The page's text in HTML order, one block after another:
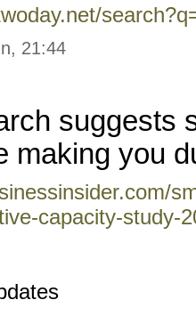
21:44
suggests
making you
capacity-study-